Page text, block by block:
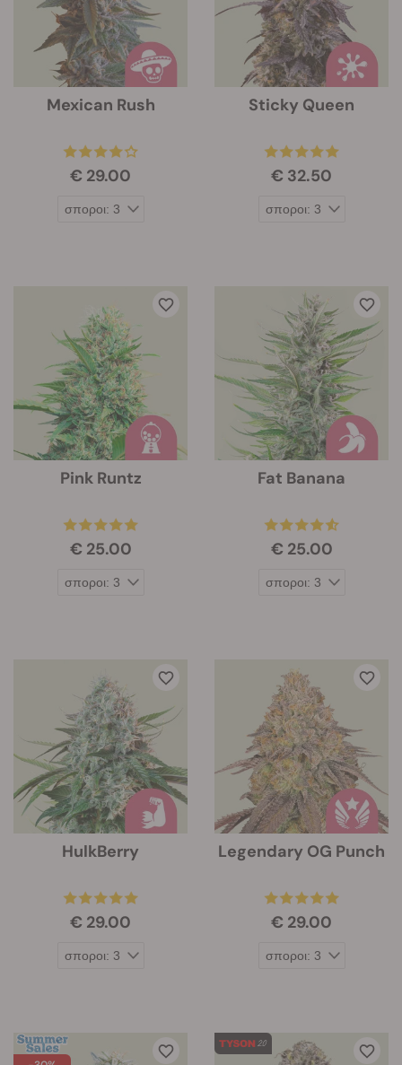
Mexican Rush
€ 29.00
Sticky Queen
€ 32.50
Pink Runtz
€ 25.00
Fat Banana
€ 25.00
HulkBerry
€ 29.00
Legendary OG Punch
€ 29.00